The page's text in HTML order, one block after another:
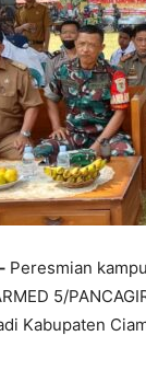
Peresmian
5/
Kabupaten